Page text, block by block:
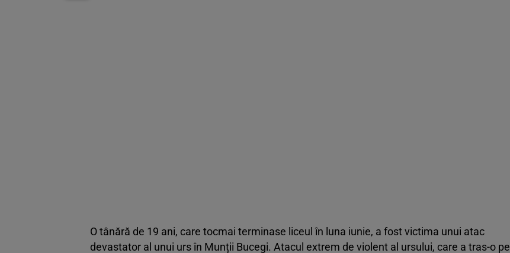
O tânără de 19 ani, care tocmai terminase liceul în luna iunie, a fost victima unui atac
devastator al unui urs în Munții Bucegi. Atacul extrem de violent al ursului, care a tras-o pe